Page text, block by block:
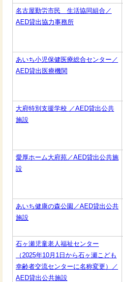
名古屋勤労市民 生活協同組合／
AED貸出協力事務所
あいち小児保健医療総合センター／
AED貸出医療機関
大府特別支援学校 ／AED貸出公共
施設
愛厚ホーム大府苑／AED貸出公共施
設
あいち健康の森公園／AED貸出公共
施設
石ヶ瀬児童老人福祉センター
（2025年10月1日から石ヶ瀬こども
幸齢者交流センターに名称変更）／
AED貸出公共施設